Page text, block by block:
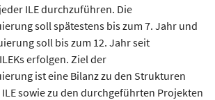
ILE durchzuführen. Die
soll spätestens bis zum 7. Jahr und
soll bis zum 12. Jahr seit
erfolgen. Ziel der
ist eine Bilanz zu den Strukturen
sowie zu den durchgeführten Projekten